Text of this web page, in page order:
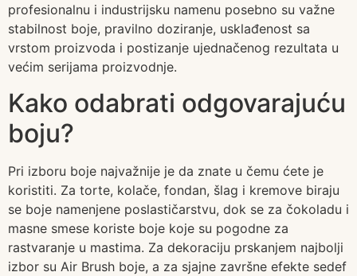
profesionalnu i industrijsku namenu posebno su važne
stabilnost boje, pravilno doziranje, usklađenost sa
vrstom proizvoda i postizanje ujednačenog rezultata u
većim serijama proizvodnje.
Kako odabrati odgovarajuću
boju?
Pri izboru boje najvažnije je da znate u čemu ćete je
koristiti. Za torte, kolače, fondan, šlag i kremove biraju
se boje namenjene poslastičarstvu, dok se za čokoladu i
masne smese koriste boje koje su pogodne za
rastvaranje u mastima. Za dekoraciju prskanjem najbolji
izbor su Air Brush boje, a za sjajne završne efekte sedef